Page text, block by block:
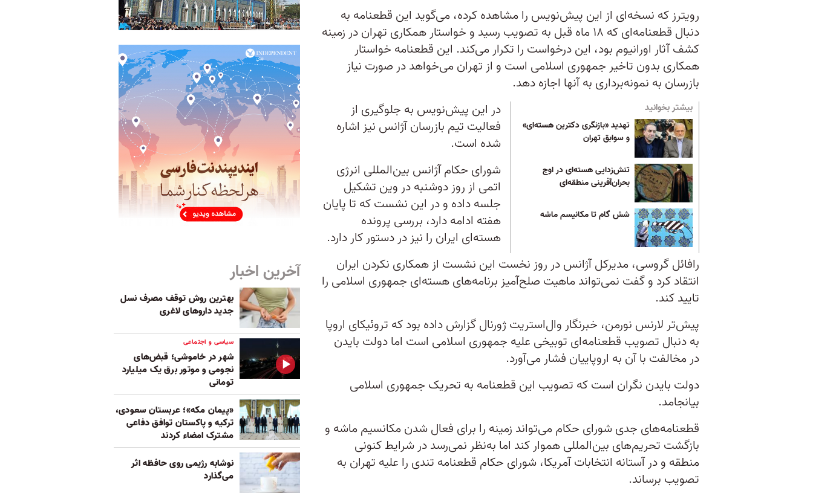
رویترز که نسخه‌ای از این پیش‌نویس را مشاهده کرده، می‌گوید این قطعنامه به
دنبال قطعنامه‌ای که ۱۸ ماه قبل به تصویب رسید و خواستار همکاری تهران در زمینه
کشف آثار اورانیوم بود، این درخواست را تکرار می‌کند. این قطعنامه خواستار
همکاری بدون تاخیر جمهوری اسلامی است و از تهران می‌خواهد در صورت نیاز
بازرسان به نمونه‌برداری به آنها اجازه دهد.
بیشتر بخوانید
تهدید «بازنگری دکترین هسته‌ای»
و سوابق تهران
تنش‌زدایی هسته‌ای در اوج
بحران‌آفرینی منطقه‌ای
شش گام تا مکانیسم ماشه
در این پیش‌نویس به جلوگیری از
فعالیت تیم بازرسان آژانس نیز اشاره
شده است.
شورای حکام آژانس بین‌المللی انرژی
اتمی از روز دوشنبه در وین تشکیل
جلسه داده و در این نشست که تا پایان
هفته ادامه دارد، بررسی پرونده
هسته‌ای ایران را نیز در دستور کار دارد.
رافائل گروسی، مدیرکل آژانس در روز نخست این نشست از همکاری نکردن ایران
انتقاد کرد و گفت نمی‌تواند ماهیت صلح‌آمیز برنامه‌های هسته‌ای جمهوری اسلامی را
تایید کند.
پیش‌تر لارنس نورمن، خبرنگار وال‌استریت ژورنال گزارش داده بود که تروئیکای اروپا
به دنبال تصویب قطعنامه‌ای توبیخی علیه جمهوری اسلامی است اما دولت بایدن
در مخالفت با آن به اروپاییان فشار می‌آورد.
دولت بایدن نگران است که تصویب این قطعنامه به تحریک جمهوری اسلامی
بیانجامد.
قطعنامه‌های جدی شورای حکام می‌تواند زمینه را برای فعال شدن مکانسیم ماشه و
بازگشت تحریم‌های بین‌المللی هموار کند اما به‌نظر نمی‌رسد در شرایط کنونی
منطقه و در آستانه انتخابات آمریکا، شورای حکام قطعنامه تندی را علیه تهران به
تصویب برساند.
آخرین اخبار
بهترین روش توقف مصرف نسل
جدید داروهای لاغری
سیاسی و اجتماعی
شهر در خاموشی؛ قبض‌های
نجومی و موتور برق یک میلیارد
تومانی
«پیمان مکه»؛ عربستان سعودی،
ترکیه و پاکستان توافق دفاعی
مشترک امضاء کردند
نوشابه رژیمی روی حافظه اثر
می‌گذارد